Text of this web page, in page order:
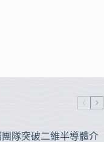
團隊突破二維半導體介